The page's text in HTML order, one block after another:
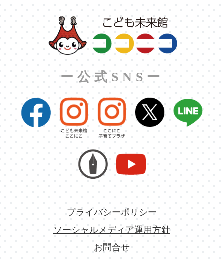
ー公式SNSー
プライバシーポリシー
ソーシャルメディア運用方針
お問合せ